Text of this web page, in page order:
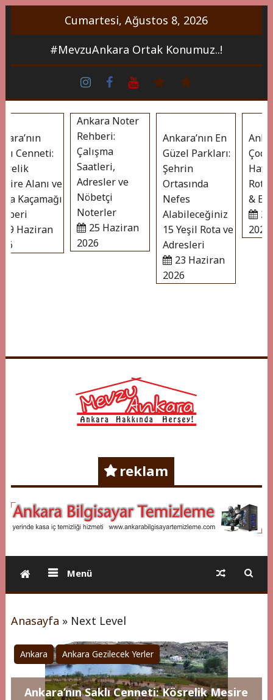
Cumartesi, Ağustos 8, 2026
#MevzuAnkara Ortak Konumuz..!
ins face Youtubewhatsapp
Cenneti:
Alanı ve
Kaçamağı
Haziran
Ankara Noter
Rehberi:
Çalışma
Saatleri,
Adresler ve
Nöbetçi
Noterler
25 Haziran
2026
Ankara’nın En
Güzel Parkları:
Şehrin
Ortasında
Nefes
Alabileceğiniz
15 Yeşil Rota ve
Adresleri
23 Haziran
2026
Hafta
&
23
2026
reklam
Menü
Anasayfa » Next Level
Ankara Ankara Gezilecek Yerler
Ankara’nın Saklı Cenneti: Kösrelik Mesire